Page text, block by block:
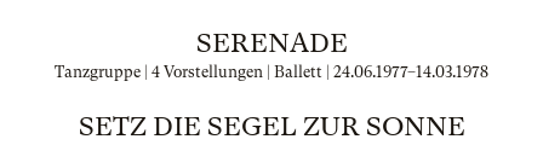
SERENADE
Tanzgruppe | 4 Vorstellungen | Ballett | 24.06.1977–14.03.1978
SETZ DIE SEGEL ZUR SONNE